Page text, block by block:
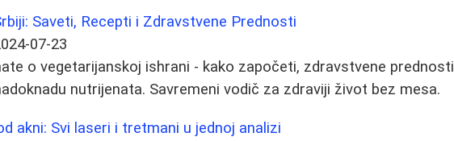
Saveti, Recepti i Zdravstvene Prednosti
07-23
o vegetarijanskoj ishrani - kako započeti, zdravstvene
nutrijenata. Savremeni vodič za zdraviji život bez mesa.
akni: Svi laseri i tretmani u jednoj analizi